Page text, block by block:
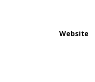
Website